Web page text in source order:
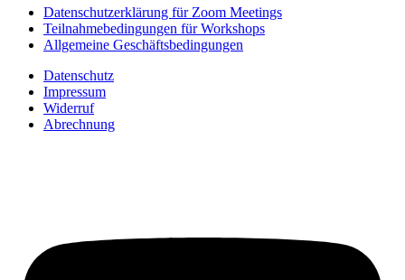
Datenschutzerklärung für Zoom Meetings
Teilnahmebedingungen für Workshops
Allgemeine Geschäftsbedingungen
Datenschutz
Impressum
Widerruf
Abrechnung